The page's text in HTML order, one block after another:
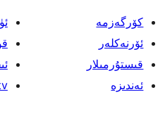
كۆرگەزمە
ئۆرنەكلەر
قىستۇرمىلار
ئەندىزە